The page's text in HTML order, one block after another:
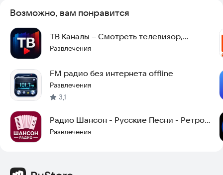
Возможно, вам понравится
ТВ Каналы – Смотреть телевизор,
цифровое тв онлайн
Развлечения
FM радио без интернета offline
Развлечения
3,1
Радио Шансон - Русские Песни - Ретро
Хиты
Развлечения